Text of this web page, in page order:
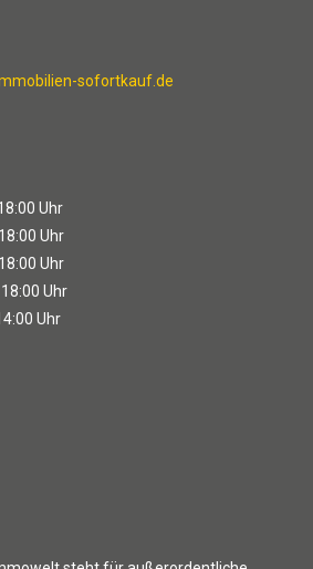
sofortkauf.de
Uhr
Uhr
Uhr
Uhr
Uhr